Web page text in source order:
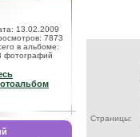
13.02.2009
7873
в альбоме:
фотографий
Страницы: